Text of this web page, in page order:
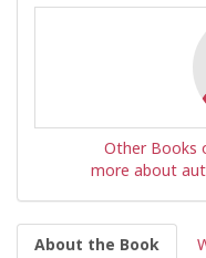
Other Books
more about
About the Book